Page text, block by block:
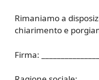
Rimaniamo a
chiarimento e
Firma: _______________